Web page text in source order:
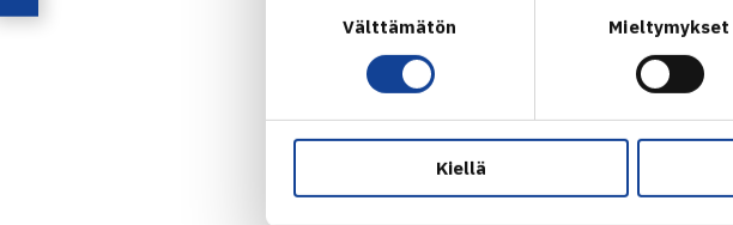
Välttämätön Mieltymykset
Kiellä
Jaa: